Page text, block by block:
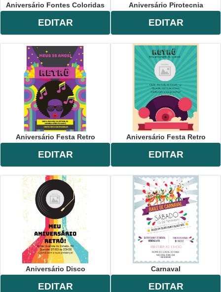
Aniversário Fontes Coloridas
EDITAR
Aniversário Pirotecnia
EDITAR
Aniversário Festa Retro
EDITAR
Aniversário Festa Retro
EDITAR
Aniversário Disco
EDITAR
Carnaval
EDITAR